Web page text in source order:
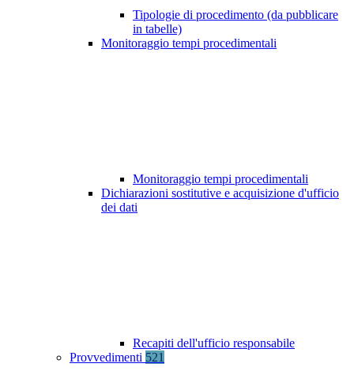
Tipologie di procedimento (da pubblicare
in tabelle)
Monitoraggio tempi procedimentali
Monitoraggio tempi procedimentali
Dichiarazioni sostitutive e acquisizione d'ufficio
dei dati
Recapiti dell'ufficio responsabile
Provvedimenti 521